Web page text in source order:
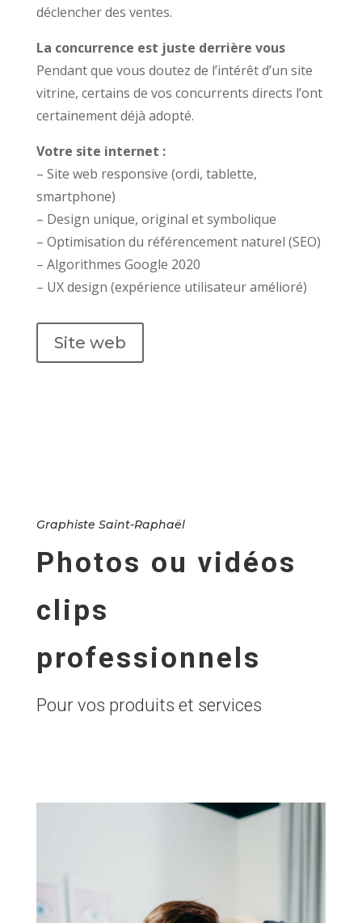
déclencher des ventes.
La concurrence est juste derrière vous
Pendant que vous doutez de l’intérêt d’un site
vitrine, certains de vos concurrents directs l’ont
certainement déjà adopté.
Votre site internet :
– Site web responsive (ordi, tablette,
smartphone)
– Design unique, original et symbolique
– Optimisation du référencement naturel (SEO)
– Algorithmes Google 2020
– UX design (expérience utilisateur amélioré)
Site web
Graphiste Saint-Raphaël
Photos ou vidéos
clips
professionnels
Pour vos produits et services